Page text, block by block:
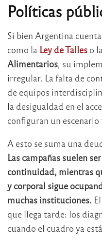
Políticas
Si bien Argentina
como la Ley de Talles o la
Alimentarios, su
irregular. La falta de
de equipos
la desigualdad en el
configuran un
A esto se suma una
Las campañas suelen
continuidad, mientras
y corporal sigue
muchas instituciones.
que llega tarde: los
cuando el cuadro ya